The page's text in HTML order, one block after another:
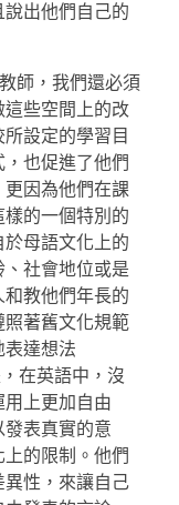
出他們自己的
師，我們還必須
這些空間上的改
設定的學習目
也促進了他們
更因為他們在課
的一個特別的
母語文化上的
、社會地位或是
教他們年長的
著舊文化規範
表達想法
在英語中，沒
上更加自由
發表真實的意
的限制。他們
性，來讓自己